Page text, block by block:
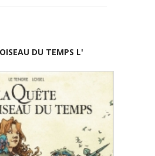
DU TEMPS L'